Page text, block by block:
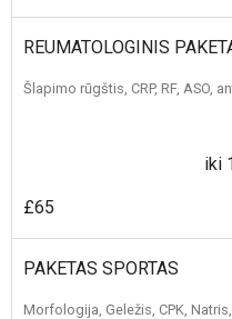
REUMATOLOGINIS
Šlapimo rūgštis, CRP, RF, ASO,
iki
£65
PAKETAS SPORTAS
Morfologija, Geležis, CPK,